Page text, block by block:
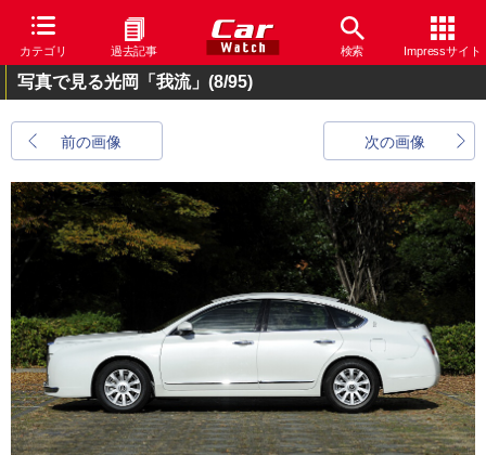
カテゴリ 過去記事 検索 Impressサイト
写真で見る光岡「我流」 (8/95)
前の画像 次の画像